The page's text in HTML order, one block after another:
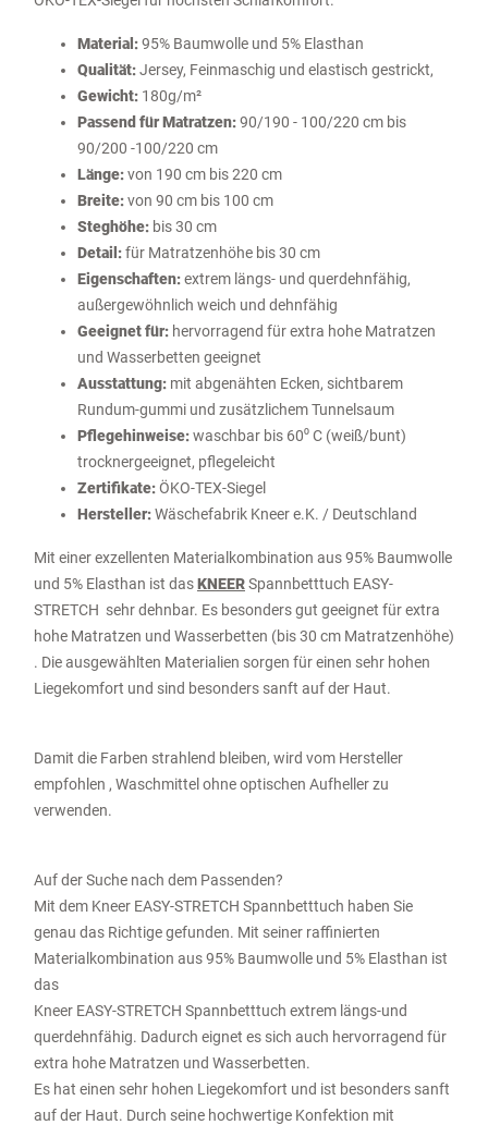
Material:95% Baumwolle und 5% Elasthan
Qualität:Jersey, Feinmaschig und elastisch gestrickt,
Gewicht: 180g/m²
Passend für Matratzen:90/190 - 100/220 cm bis
90/200 -100/220 cm
Länge:von 190 cm bis 220 cm
Breite:von 90 cm bis 100 cm
Steghöhe: bis 30 cm
Detail:für Matratzenhöhe bis 30 cm
Eigenschaften:extrem längs- und querdehnfähig,
außergewöhnlich weich und dehnfähig
Geeignet für: hervorragend für extra hohe Matratzen
und Wasserbetten geeignet
Ausstattung: mit abgenähten Ecken, sichtbarem
Rundum-gummi und zusätzlichem Tunnelsaum
Pflegehinweise:waschbar bis 60⁰ C (weiß/bunt)
trocknergeeignet, pflegeleicht
Zertifikate:ÖKO-TEX-Siegel
Hersteller:Wäschefabrik Kneere.K. / Deutschland
Mit einer exzellenten Materialkombination aus 95% Baumwolle
und 5% Elasthan ist dasKNEERSpannbetttuch EASY-
STRETCH sehr dehnbar. Es besonders gut geeignet für extra
hohe Matratzen und Wasserbetten (bis 30 cm Matratzenhöhe)
. Die ausgewählten Materialien sorgen für einen sehr hohen
Liegekomfort und sind besonders sanft auf der Haut.
Damit die Farben strahlend bleiben, wird vom Hersteller
empfohlen , Waschmittel ohne optischen Aufheller zu
verwenden.
Auf der Suche nach dem Passenden?
Mit dem Kneer EASY-STRETCH Spannbetttuch haben Sie
genau das Richtige gefunden. Mit seiner raffinierten
Materialkombination aus 95% Baumwolle und 5% Elasthan ist
das
Kneer EASY-STRETCH Spannbetttuch extrem längs-und
querdehnfähig. Dadurch eignet es sich auch hervorragend für
extra hohe Matratzen und Wasserbetten.
Es hat einen sehr hohen Liegekomfort und ist besonders sanft
auf der Haut. Durch seine hochwertige Konfektion mit